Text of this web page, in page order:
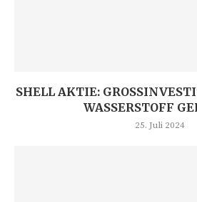
SHELL AKTIE:
ASSERSTOFF
25. Juli 2024